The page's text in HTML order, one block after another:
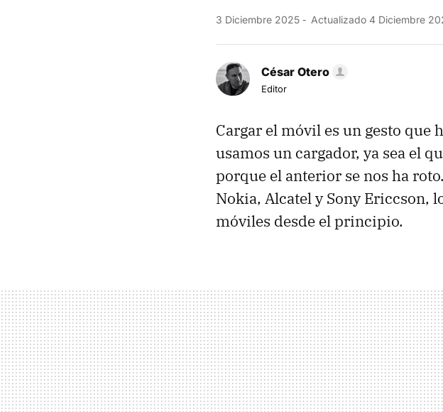
3 Diciembre 2025 Actualizado 4 Diciembre
César Otero
Editor
Cargar el móvil es un gesto que
usamos un cargador, ya sea el
porque el anterior se nos ha
Nokia, Alcatel y Sony Ericcson,
móviles desde el principio.